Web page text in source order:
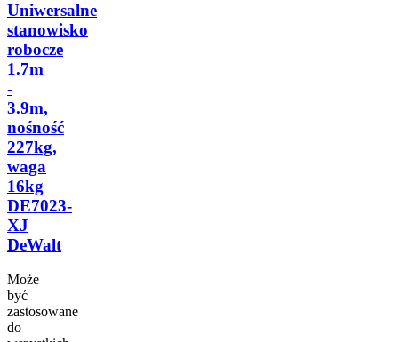
Uniwersalne
stanowisko
robocze
1.7m
-
3.9m,
nośność
227kg,
waga
16kg
DE7023-
XJ
DeWalt
Może
być
zastosowane
do